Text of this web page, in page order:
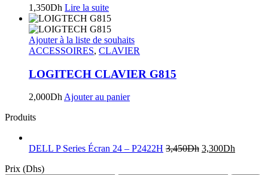
1,350Dh Lire la suite
Ajouter à la liste de souhaits
ACCESSOIRES, CLAVIER
LOGITECH CLAVIER G815
2,000Dh Ajouter au panier
Produits
DELL P Series Écran 24 – P2422H 3,450Dh 3,300Dh
Prix (Dhs)